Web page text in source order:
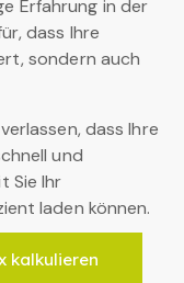
Erfahrung in der
dass Ihre
sondern auch
dass Ihre
und
Sie Ihr
laden können.
kalkulieren